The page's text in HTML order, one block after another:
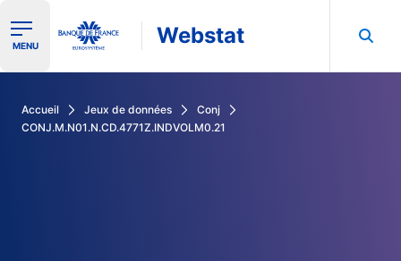
Ouvrir le menu de navigation
MENU Webstat
Accueil Jeux de données
Conj
CONJ.M.N01.N.CD.4771Z.INDVOLM0.21